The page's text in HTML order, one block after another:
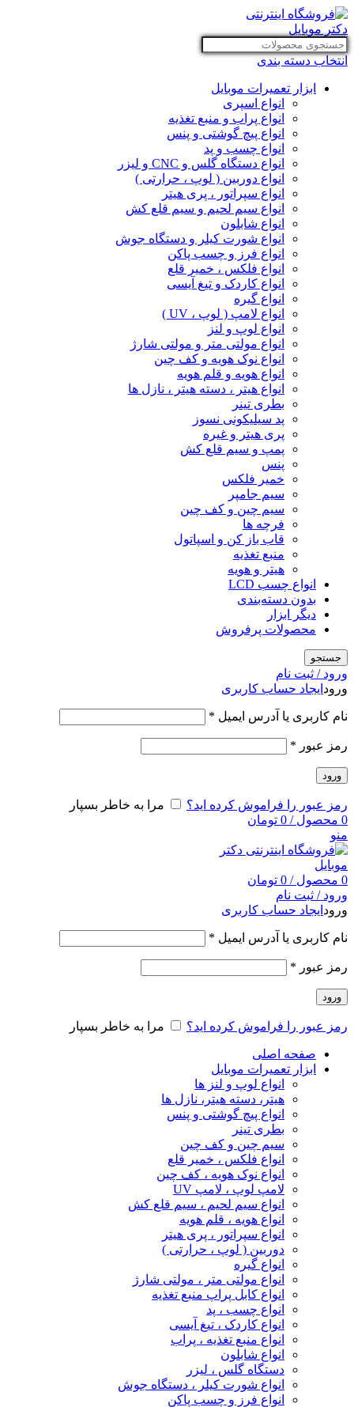
انتخاب دسته بندی
ابزار تعمیرات موبایل
انواع اسپری
انواع پراب و منبع تغذیه
انواع پیچ گوشتی و پنس
انواع چسب و پد
انواع دستگاه گلس و CNC و لیزر
انواع دوربین ( لوپ ، حرارتی )
انواع سپراتور ، پری هیتر
انواع سیم لحیم و سیم قلع کش
انواع شابلون
انواع شورت کیلر و دستگاه جوش
انواع فرز و چسب پاکن
انواع فلکس ، خمیر قلع
انواع کاردک و تیغ آیسی
انواع گیره
انواع لامپ ( لوپ ، UV )
انواع لوپ و لنز
انواع مولتی متر و مولتی شارژ
انواع نوک هویه و کف چین
انواع هویه و قلم هویه
انواع هیتر ، دسته هیتر ، نازل ها
بطری تینر
پد سیلیکونی نسوز
پری هیتر و غیره
پمپ و سیم قلع کش
پنس
خمیر فلکس
سیم جامپر
سیم چین و کف چین
فرچه ها
قاب باز کن و اسپاتول
منبع تغذیه
هیتر و هویه
انواع چسب LCD
بدون دسته‌بندی
دیگر ابزار
محصولات پرفروش
جستجو
ورود / ثبت نام
ورود ایجاد حساب کاربری
نام کاربری یا آدرس ایمیل *
رمز عبور *
ورود
رمز عبور را فراموش کرده اید؟
مرا به خاطر بسپار
0 محصول /
0 تومان
منو
0 محصول /
0 تومان
ورود / ثبت نام
ورود ایجاد حساب کاربری
نام کاربری یا آدرس ایمیل *
رمز عبور *
ورود
رمز عبور را فراموش کرده اید؟ مرا به خاطر بسپار
صفحه اصلی
ابزار تعمیرات موبایل
انواع لوپ و لنز ها
هیتر، دسته هیتر، نازل ها
انواع پیچ‌ گوشتی و پنس
بطری تینر
سیم چین و کف چین
انواع فلکس ، خمیر قلع
انواع نوک هویه ، کف چین
لامپ لوپ ، لامپ UV
انواع سیم لحیم ، سیم قلع کش
انواع هویه ، قلم هویه
انواع سپراتور ، پری هیتر
دوربین ( لوپ ، حرارتی )
انواع گیره
انواع مولتی متر ، مولتی شارژ
انواع کابل پراپ منبع تغذیه
انواع چسب ، پد
انواع کاردک ، تیغ آیسی
انواع منبع تغذیه ، پراب
انواع شابلون
دستگاه گلس ، لیزر
انواع شورت کیلر ، دستگاه جوش
انواع فرز و چسب پاکن